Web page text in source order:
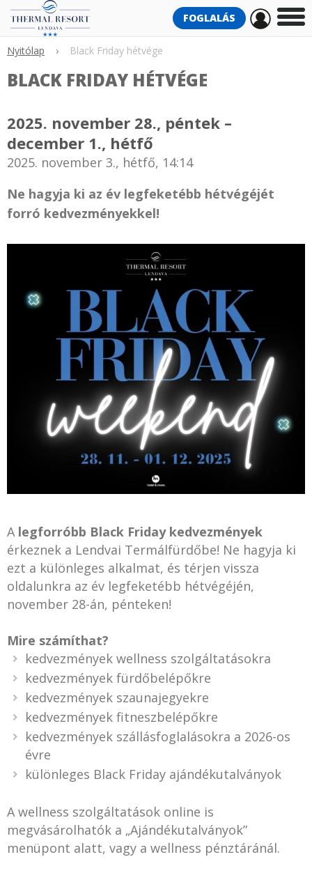
FOGLALÁS
Nyitólap › Black Friday hétvége
BLACK FRIDAY HÉTVÉGE
2025. november 28., péntek –
december 1., hétfő
2025. november 3., hétfő, 14:14
Ne hagyja ki az év legfeketébb hétvégéjét
forró kedvezményekkel!
A legforróbb Black Friday kedvezmények
érkeznek a Lendvai Termálfürdőbe! Ne hagyja ki
ezt a különleges alkalmat, és térjen vissza
oldalunkra az év legfeketébb hétvégéjén,
november 28-án, pénteken!
Mire számíthat?
kedvezmények wellness szolgáltatásokra
kedvezmények fürdőbelépőkre
kedvezmények szaunajegyekre
kedvezmények fitneszbelépőkre
kedvezmények szállásfoglalásokra a 2026-os
évre
különleges Black Friday ajándékutalványok
A wellness szolgáltatások online is
megvásárolhatók a „Ajándékutalványok”
menüpont alatt, vagy a wellness pénztáránál.